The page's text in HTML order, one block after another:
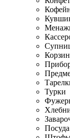
Турки